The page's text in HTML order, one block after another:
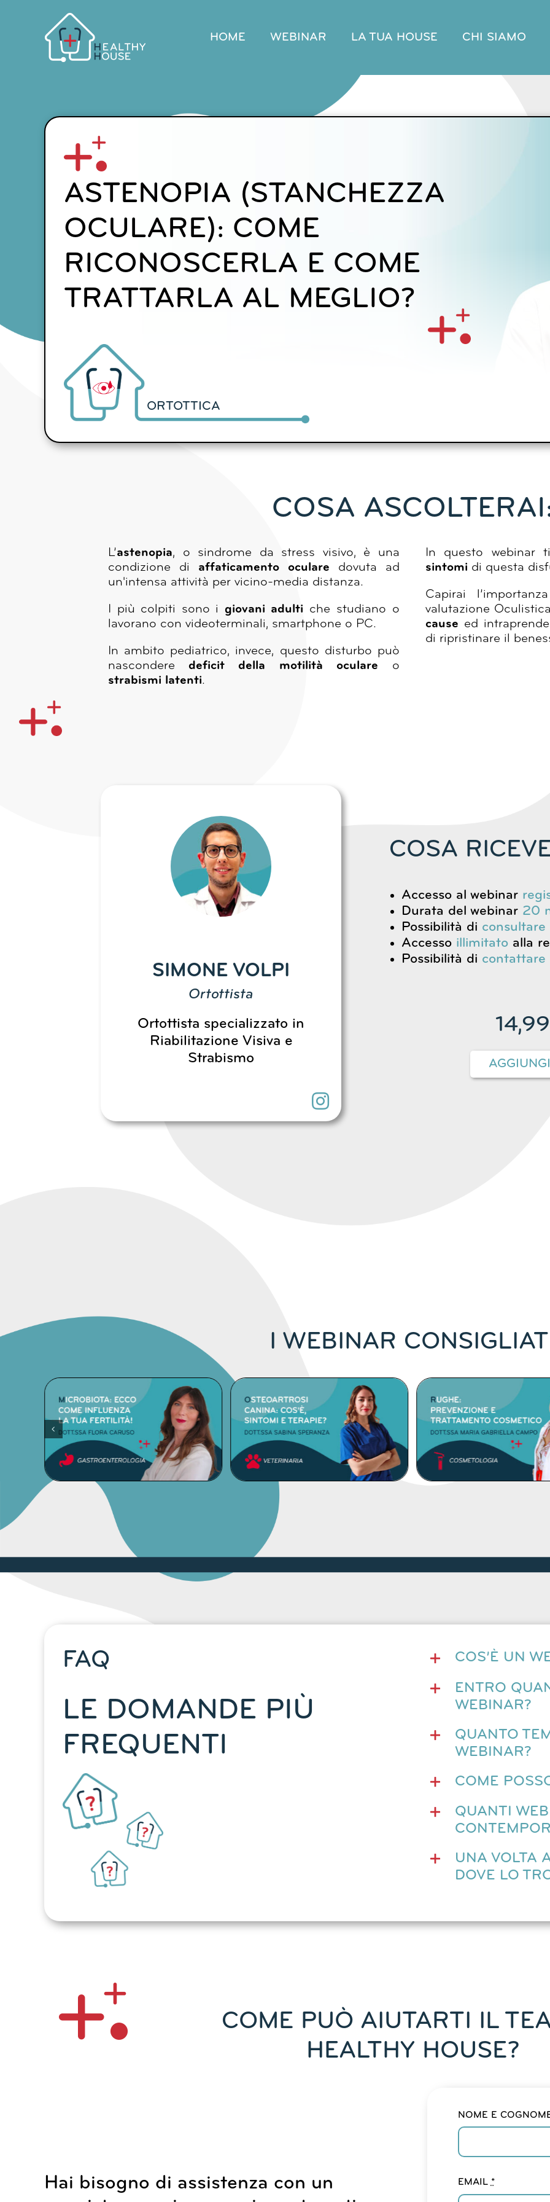
HOME WEBINAR LA TUA HOUSE CHI SIAMO
ASTENOPIA (STANCHEZZA
OCULARE): COME
RICONOSCERLA E COME
TRATTARLA AL MEGLIO?
ORTOTTICA
COSA
L’astenopia, o sindrome da stress visivo, è una
condizione di affaticamento oculare dovuta ad
un'intensa attività per vicino-media distanza.
I più colpiti sono i giovani adulti che studiano o
lavorano con videoterminali, smartphone o PC.
In ambito pediatrico, invece, questo disturbo può
nascondere deficit della motilità oculare o
strabismi latenti.
In questo webinar
sintomi di questa
Capirai
valutazione
cause ed
di ripristinare il
SIMONE VOLPI
Ortottista
Ortottista specializzato in
Riabilitazione Visiva e
Strabismo
COSA
Accesso al webinar
Durata del webinar 20
Possibilità di consultare
Accesso illimitatoalla
Possibilità di contattare
I WEBINAR
DETTAGLI DETTAGLI DETTAGLI
FAQ
LE DOMANDE PIÙ
FREQUENTI
COS’È UN
ENTRO
WEBINAR?
QUANTO
WEBINAR?
COME
QUANTI
UNA VOLTA
DOVE LO
COME PUÒ AIUTARTI IL
HEALTHY HOUSE?
Hai bisogno di assistenza con un
NOME E
EMAIL*